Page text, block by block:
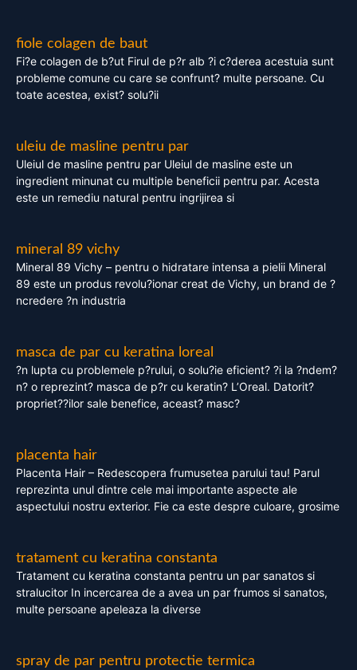
fiole colagen de baut
Fi?e colagen de b?ut Firul de p?r alb ?i c?derea acestuia sunt
probleme comune cu care se confrunt? multe persoane. Cu
toate acestea, exist? solu?ii
uleiu de masline pentru par
Uleiul de masline pentru par Uleiul de masline este un
ingredient minunat cu multiple beneficii pentru par. Acesta
este un remediu natural pentru ingrijirea si
mineral 89 vichy
Mineral 89 Vichy – pentru o hidratare intensa a pielii Mineral
89 este un produs revolu?ionar creat de Vichy, un brand de ?
ncredere ?n industria
masca de par cu keratina loreal
?n lupta cu problemele p?rului, o solu?ie eficient? ?i la ?ndem?
n? o reprezint? masca de p?r cu keratin? L’Oreal. Datorit?
propriet??ilor sale benefice, aceast? masc?
placenta hair
Placenta Hair – Redescopera frumusetea parului tau! Parul
reprezinta unul dintre cele mai importante aspecte ale
aspectului nostru exterior. Fie ca este despre culoare, grosime
tratament cu keratina constanta
Tratament cu keratina constanta pentru un par sanatos si
stralucitor In incercarea de a avea un par frumos si sanatos,
multe persoane apeleaza la diverse
spray de par pentru protectie termica